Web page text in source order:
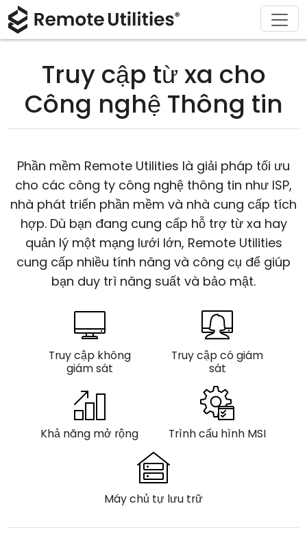
Truy cập từ xa cho
Công nghệ Thông tin
Phần mềm Remote Utilities là giải pháp tối ưu
cho các công ty công nghệ thông tin như ISP,
nhà phát triển phần mềm và nhà cung cấp tích
hợp. Dù bạn đang cung cấp hỗ trợ từ xa hay
quản lý một mạng lưới lớn, Remote Utilities
cung cấp nhiều tính năng và công cụ để giúp
bạn duy trì năng suất và bảo mật.
Truy cập không
giám sát
Truy cập có giám
sát
Khả năng mở rộng Trình cấu hình MSI
Máy chủ tự lưu trữ
Sản phẩm
Bảo mật
Hình chụp màn hình
Các chế độ kết nối
Truy cập không giám sát
Hỗ trợ Active Directory
Cấu hình MSI
Đám mây & Tại chỗ
Giải pháp
Sản xuất và Bán lẻ
Chăm sóc sức khỏe
Công nghệ thông tin
Tải xuống
macOS
Mua
Trợ lý Giấy Phép
Nâng Cấp Giấy Phép Của Bạn
Hỗ trợ
Tài liệu
Cơ sở kiến thức
Giới thiệu
Phòng báo chí
Viết đánh giá